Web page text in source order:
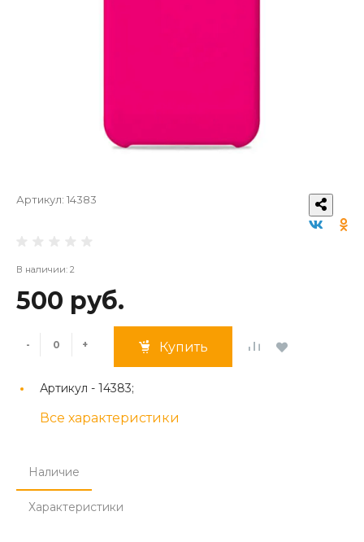
Артикул: 14383
В наличии: 2
500 руб.
- + Купить
Артикул - 14383;
Все характеристики
Наличие
Характеристики